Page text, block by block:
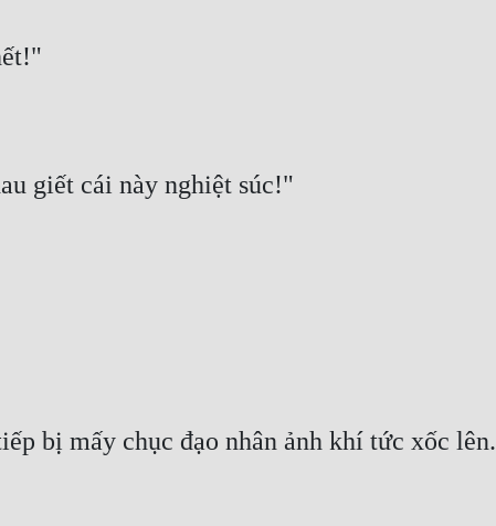
giết cái này nghiệt súc!"
bị mấy chục đạo nhân ảnh khí tức xốc lên.